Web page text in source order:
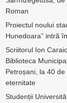
Roman
Proiectul noului
Hunedoara” intră
Scriitorul Ion
Biblioteca
Petroșani, la 40
eternitate
Studenții